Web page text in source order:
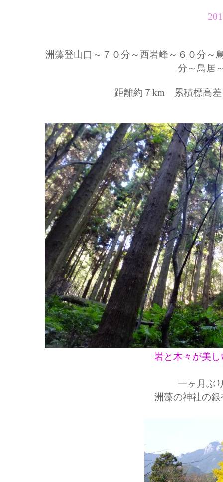
洲藻登山口～７０分～西岩峰～６０分～
分～鳥居
距離約７km 累積標
岩と木々が美
一ヶ月ぶ
洲藻の神社の